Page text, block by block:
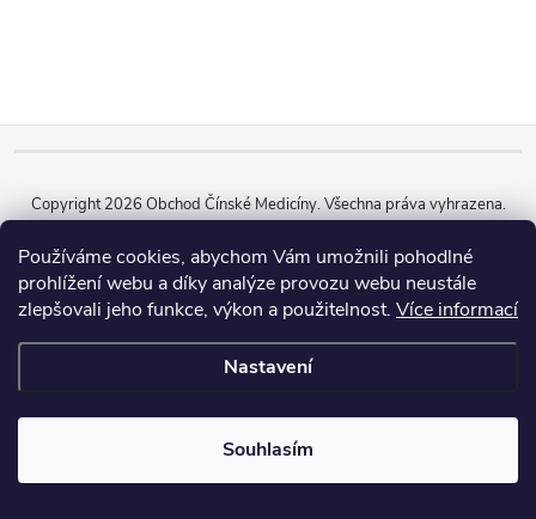
Používáme cookies, abychom Vám umožnili pohodlné
prohlížení webu a díky analýze provozu webu neustále
zlepšovali jeho funkce, výkon a použitelnost. Více informací
Nastavení
Souhlasím
á
p
a
Vytvořil Shoptet
Copyright 2026Obchod Čínské Medicíny. Všechna práva vyhrazena.